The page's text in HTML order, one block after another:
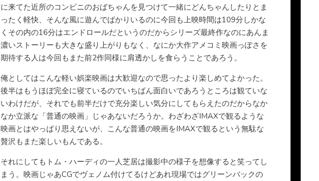
に来てた近所のコンビニのおばちゃんを見つけて一緒にどんちゃんしたりとま
ったく軽快、そんな風に遊んでばかりいるのに今回も上映時間は109分しかな
くその内の16分はエンドロールだというのだからシリーズ最終作なのにあんま
濃いストーリーも大きな盛り上がりもなく、なにか大作アメコミ映画っぽさを
期待する人は今回もまた前2作同様に肩透かしを食らうことであろう。
俺としてはこんな軽い娯楽映画は大歓迎なので思ったより楽しめてよかった。
後半はもうほぼ完全に寝ているのでいちばん面白いであろうところは観ていな
いわけだが、それでも前半だけで充分楽しい気分にしてもらえたのだからなか
なか立派な「普通の映画」じゃあないだろうか。わざわざIMAXで観るような
映画とはやっぱり思えないが、こんな普通の映画をIMAXで観るという無駄な
贅沢もまた楽しいもんである。
それにしてもトム・ハーディの一人芝居は撮影中の様子を想像すると笑ってし
まう。映画じゃあCGでヴェノム付けてるけどあれ現場ではグリーンバックの